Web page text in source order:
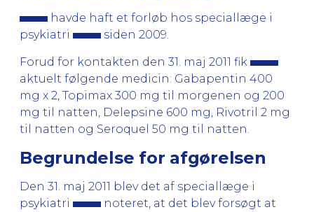
havde haft et forløb hos speciallæge i
psykiatri
siden 2009.
Forud for kontakten den 31. maj 2011 fik
aktuelt følgende medicin: Gabapentin 400
mg x 2, Topimax 300 mg til morgenen og 200
mg til natten, Delepsine 600 mg, Rivotril 2 mg
til natten og Seroquel 50 mg til natten.
Begrundelse for afgørelsen
Den 31. maj 2011 blev det af speciallæge i
psykiatri
noteret, at det blev forsøgt at